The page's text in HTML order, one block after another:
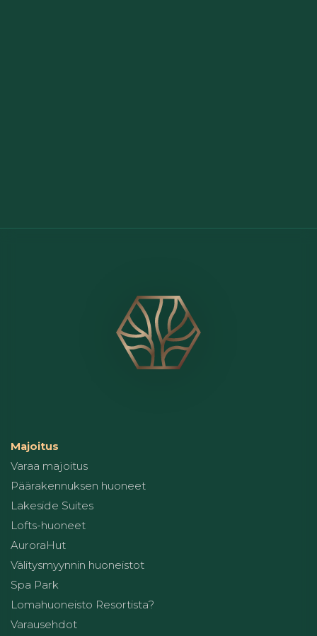
Majoitus
Varaa majoitus
Päärakennuksen huoneet
Lakeside Suites
Lofts-huoneet
AuroraHut
Välitysmyynnin huoneistot
Spa Park
Lomahuoneisto Resortista?
Varausehdot